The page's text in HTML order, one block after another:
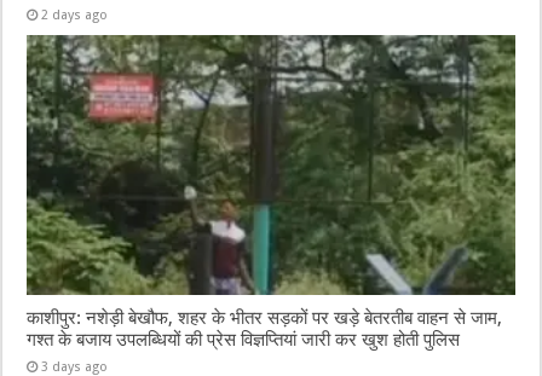
2 days ago
काशीपुर: नशेड़ी बेखौफ, शहर के भीतर सड़कों पर खड़े बेतरतीब वाहन से जाम,
गश्त के बजाय उपलब्धियों की प्रेस विज्ञप्तियां जारी कर खुश होती पुलिस
3 days ago